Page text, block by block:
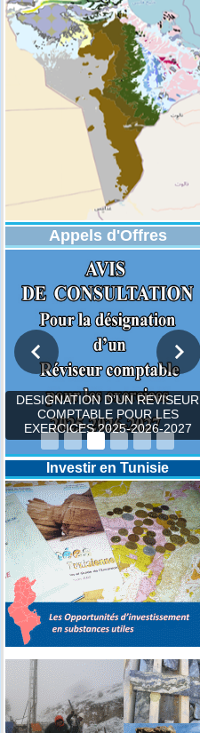
Appels d'Offres
DESIGNATION D’UN REVISEUR
COMPTABLE POUR LES
EXERCICES 2025-2026-2027
Investir en Tunisie